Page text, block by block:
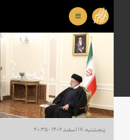
پنجشنبه، ۱۷ اسفند ۱۴۰۲ - ۲۰:۳۵